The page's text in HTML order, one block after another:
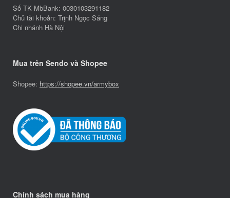
Số TK MbBank: 0030103291182
Chủ tài khoản: Trịnh Ngọc Sáng
Chi nhánh Hà Nội
Mua trên Sendo và Shopee
Shopee: https://shopee.vn/armybox
Chính sách mua hàng